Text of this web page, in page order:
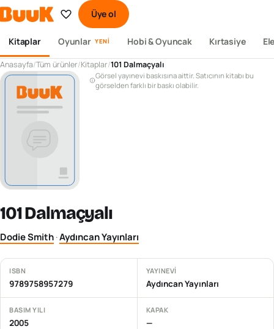
Üye ol
Kitaplar Oyunlar YENI Hobi & Oyuncak Kırtasiye
Anasayfa/Tüm ürünler/Kitaplar/101 Dalmaçyalı
Görsel yayınevi baskısına aittir. Satıcının kitabı bu
görselden farklı bir baskı olabilir.
101 Dalmaçyalı
Dodie Smith·Aydıncan Yayınları
ISBN
9789758957279
YAYINEVI
Aydıncan Yayınları
BASIM YILI
2005
KAPAK
—